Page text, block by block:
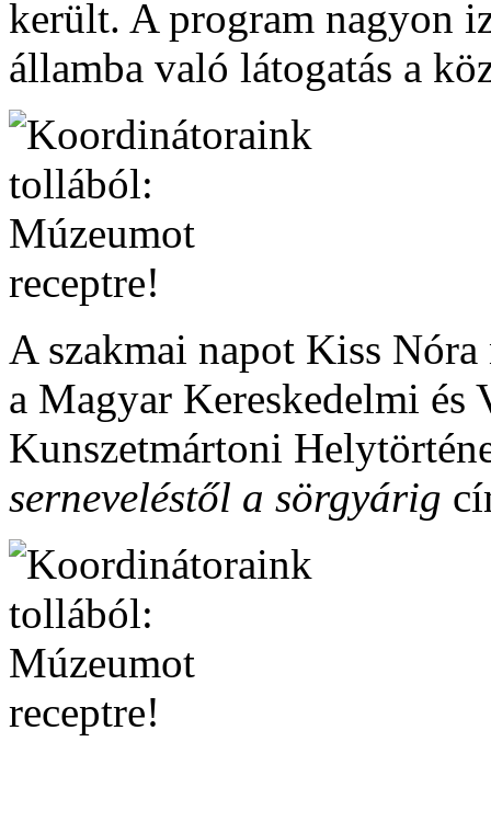
került. A program nagyon
államba való látogatás a
A szakmai napot Kiss
a Magyar Kereskedelmi és
Kunszetmártoni
serneveléstől a sörgyárig